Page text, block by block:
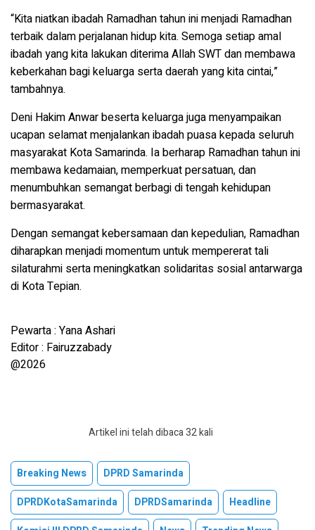
“Kita niatkan ibadah Ramadhan tahun ini menjadi Ramadhan
terbaik dalam perjalanan hidup kita. Semoga setiap amal
ibadah yang kita lakukan diterima Allah SWT dan membawa
keberkahan bagi keluarga serta daerah yang kita cintai,”
tambahnya.
Deni Hakim Anwar beserta keluarga juga menyampaikan
ucapan selamat menjalankan ibadah puasa kepada seluruh
masyarakat Kota Samarinda. Ia berharap Ramadhan tahun ini
membawa kedamaian, memperkuat persatuan, dan
menumbuhkan semangat berbagi di tengah kehidupan
bermasyarakat.
Dengan semangat kebersamaan dan kepedulian, Ramadhan
diharapkan menjadi momentum untuk mempererat tali
silaturahmi serta meningkatkan solidaritas sosial antarwarga
di Kota Tepian.
Pewarta : Yana Ashari
Editor : Fairuzzabady
@2026
Artikel ini telah dibaca 32 kali
Breaking News
DPRD Samarinda
DPRDKotaSamarinda
DPRDSamarinda
Headline